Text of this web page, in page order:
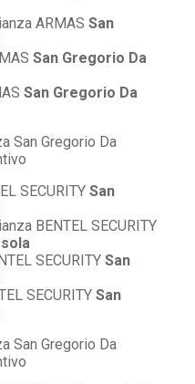
ARMAS San
San Gregorio Da
San Gregorio Da
SECURITY San
BENTEL SECURITY
SECURITY San
SECURITY San